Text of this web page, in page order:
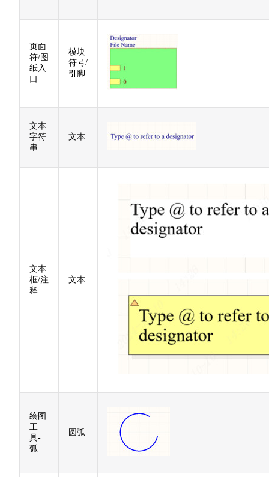
页面
符/图
纸入
口
模块
符号/
引脚
文本
字符
串
文本
文本
框/注
释
文本
绘图
工
具-
弧
圆弧